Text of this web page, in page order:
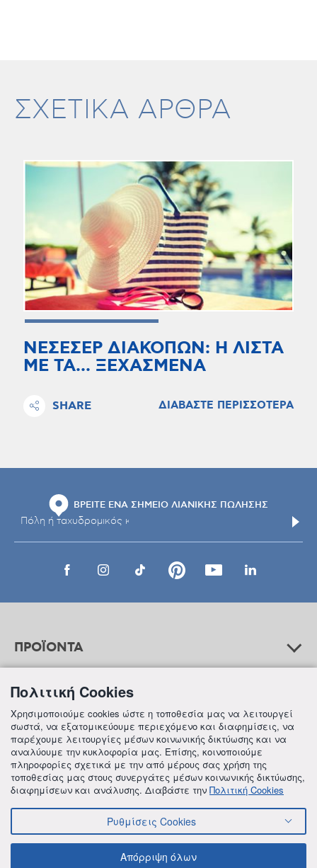
ΣΧΕΤΙΚΑ ΑΡΘΡΑ
ΝΕΣΕΣΕΡ ΔΙΑΚΟΠΩΝ: Η ΛΙΣΤΑ
ΜΕ ΤΑ... ΞΕΧΑΣΜΕΝΑ
SHARE ΔΙΑΒΑΣΤΕ ΠΕΡΙΣΣΟΤΕΡΑ
ΒΡΕΙΤΕ ΕΝΑ ΣΗΜΕΙΟ ΛΙΑΝΙΚΗΣ ΠΩΛΗΣΗΣ
ΠΡΟΪΟΝΤΑ
ΒΟΗΘΕΙΑ
ΠΛΗΡΟΦΟΡΙΕΣ
© 2018 FREZYDERM A.B.Ε.E. ALL RIGHTS RESERVED
ΠΟΛΙΤΙΚΗ ΕΣΩΤΕΡΙΚΩΝ ΑΝΑΦΟΡΩΝ & ΚΑΤΑΓΓΕΛΙΩΝ (Ν. 4990/22)
Πολιτική Cookies
Χρησιμοποιούμε cookies ώστε η τοποθεσία μας να λειτουργεί
σωστά, να εξατομικεύουμε περιεχόμενο και διαφημίσεις, να
παρέχουμε λειτουργίες μέσων κοινωνικής δικτύωσης και να
αναλύουμε την κυκλοφορία μας. Επίσης, κοινοποιούμε
πληροφορίες σχετικά με την από μέρους σας χρήση της
τοποθεσίας μας στους συνεργάτες μέσων κοινωνικής δικτύωσης,
διαφημίσεων και ανάλυσης. Διαβάστε την Πολιτική Cookies
Ρυθμίσεις Cookies
Απόρριψη όλων